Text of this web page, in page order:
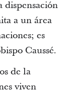
dispensación
a un área
es
Caussé.
de la
viven